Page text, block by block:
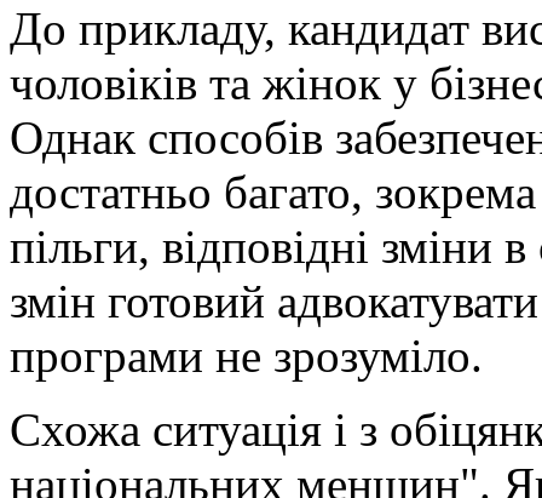
До прикладу, кандидат
чоловіків та жінок у
Однак способів
достатньо багато,
пільги, відповідні зміни
змін готовий
програми не зрозуміло.
Схожа ситуація і з
національних меншин".